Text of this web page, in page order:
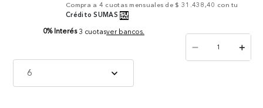
Compra a 4 cuotas mensuales de $ 31.438,40 con tu
Crédito SUMAS
0% Interés 3 cuotasver bancos.
6
＋
－